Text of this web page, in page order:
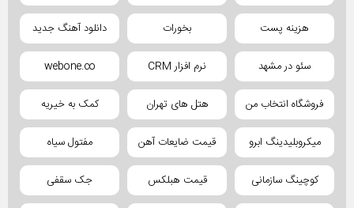
هزینه پست بخورات دانلود آهنگ جدید
سئو در مشهد نرم افزار CRM webone.co
فروشگاه انتخاب من هتل های تهران کمک به خیریه
میکروبلیدینگ ابرو قیمت ضایعات آهن مفتول سیاه
کوچینگ سازمانی قیمت هبلکس جک سقفی